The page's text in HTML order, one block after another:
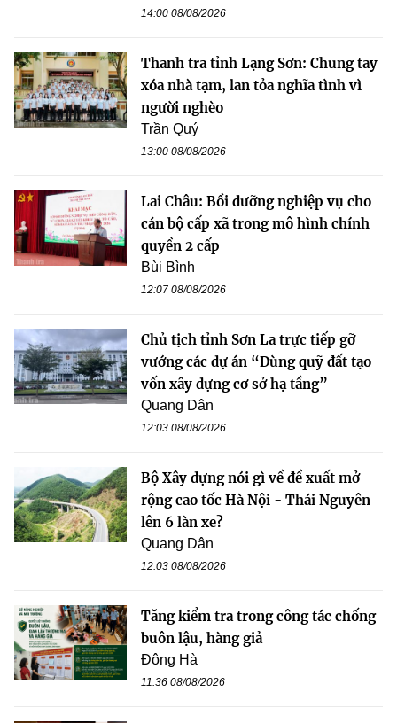
14:00 08/08/2026
Thanh tra tỉnh Lạng Sơn: Chung tay
xóa nhà tạm, lan tỏa nghĩa tình vì
người nghèo
Trần Quý
13:00 08/08/2026
Lai Châu: Bồi dưỡng nghiệp vụ cho
cán bộ cấp xã trong mô hình chính
quyền 2 cấp
Bùi Bình
12:07 08/08/2026
Chủ tịch tỉnh Sơn La trực tiếp gỡ
vướng các dự án “Dùng quỹ đất tạo
vốn xây dựng cơ sở hạ tầng”
Quang Dân
12:03 08/08/2026
Bộ Xây dựng nói gì về đề xuất mở
rộng cao tốc Hà Nội - Thái Nguyên
lên 6 làn xe?
Quang Dân
12:03 08/08/2026
Tăng kiểm tra trong công tác chống
buôn lậu, hàng giả
Đông Hà
11:36 08/08/2026